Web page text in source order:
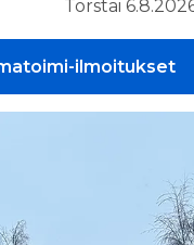
Torstai
ilmoitukset